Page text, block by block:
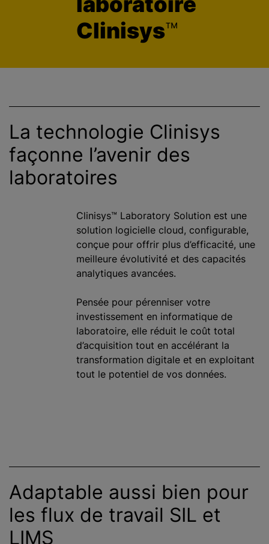
l
Clinisys™
La technologie Clinisys
façonne l’avenir des
laboratoires
Clinisys™ Laboratory Solution est une
solution logicielle cloud, configurable,
conçue pour offrir plus d’efficacité, une
meilleure évolutivité et des capacités
analytiques avancées.
Pensée pour pérenniser votre
investissement en informatique de
laboratoire, elle réduit le coût total
d’acquisition tout en accélérant la
transformation digitale et en exploitant
tout le potentiel de vos données.
Adaptable aussi bien pour
les flux de travail SIL et
LIMS